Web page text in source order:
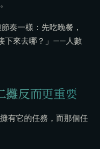
奏一樣：先吃晚餐，
下來去哪？」——人數
攤反而更重要
有它的任務，而那個任